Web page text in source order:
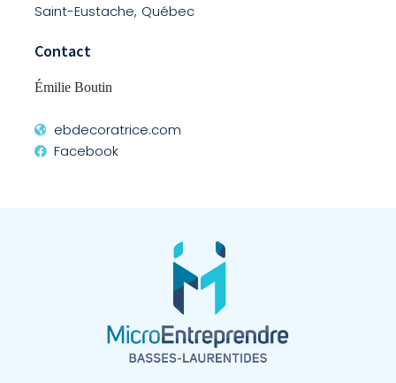
Saint-Eustache, Québec
Contact
Émilie Boutin
ebdecoratrice.com
Facebook